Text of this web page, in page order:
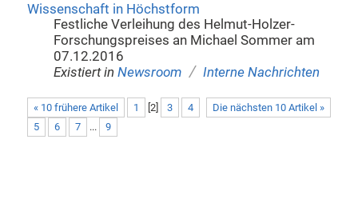
Wissenschaft in Höchstform
Festliche Verleihung des Helmut-Holzer-
Forschungspreises an Michael Sommer am
07.12.2016
Existiert in Newsroom / Interne Nachrichten
« 10 frühere Artikel Die nächsten 10 Artikel »
1 2] 3
4
5
6 7 ... 9